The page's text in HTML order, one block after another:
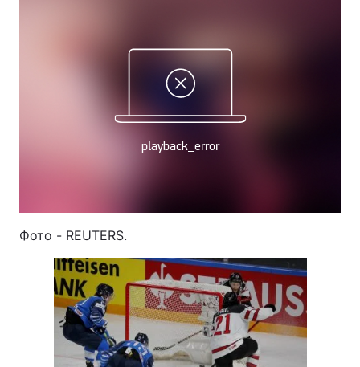
Фото - REUTERS.